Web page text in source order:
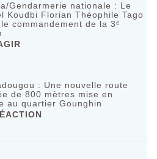
Gendarmerie nationale : Le
Koudbi Florian Théophile Tago
commandement de la 3ᵉ
: Une nouvelle route
de 800 mètres mise en
au quartier Gounghin